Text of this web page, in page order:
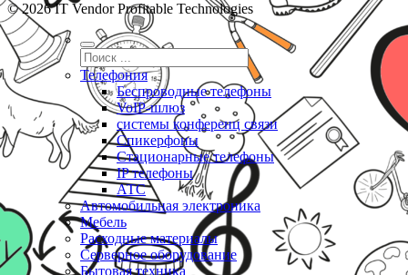
© 2026 IT Vendor Profitable Technologies
Телефония
Беспроводные телефоны
VoIP-шлюз
системы конференц связи
Спикерфоны
Стационарные телефоны
IP телефоны
АТС
Автомобильная электроника
Мебель
Расходные материалы
Серверное оборудование
Бытовая техника